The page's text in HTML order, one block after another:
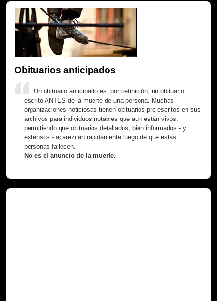
Obituarios anticipados
Un obituario anticipado es, por definición, un obituario
escrito ANTES de la muerte de una persona. Muchas
organizaciones noticiosas tienen obituarios pre-escritos en sus
archivos para individuos notables que aun están vivos;
permitiendo que obituarios detallados, bien informados - y
extensos - aparezcan rápidamente luego de que estas
personas fallecen.
No es el anuncio de la muerte.